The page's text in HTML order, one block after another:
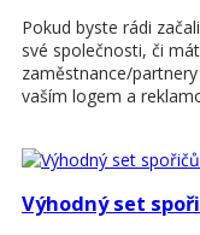
Pokud byste rádi
své společnosti, či
zaměstnance/
vaším logem a
Výhodný set